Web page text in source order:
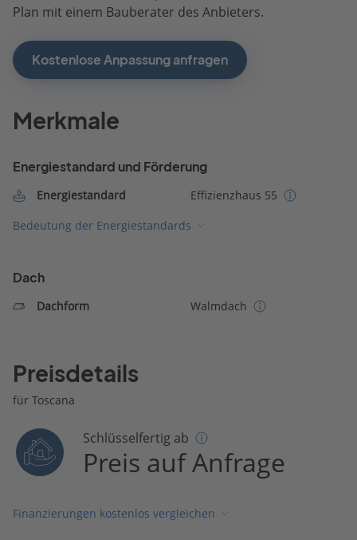
Plan mit einem Bauberater des Anbieters.
Kostenlose Anpassung anfragen
Merkmale
Energiestandard und Förderung
Energiestandard
Effizienzhaus 55
Bedeutung der Energiestandards
Dach
Dachform Walmdach
Preisdetails
für Toscana
Schlüsselfertig ab
Preis auf Anfrage
Finanzierungen kostenlos vergleichen